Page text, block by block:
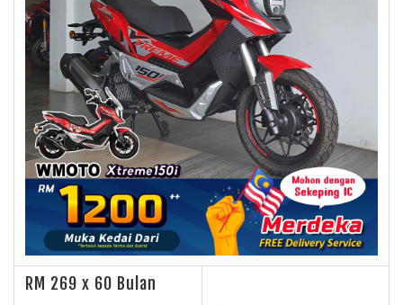
RM 269 x 60 Bulan